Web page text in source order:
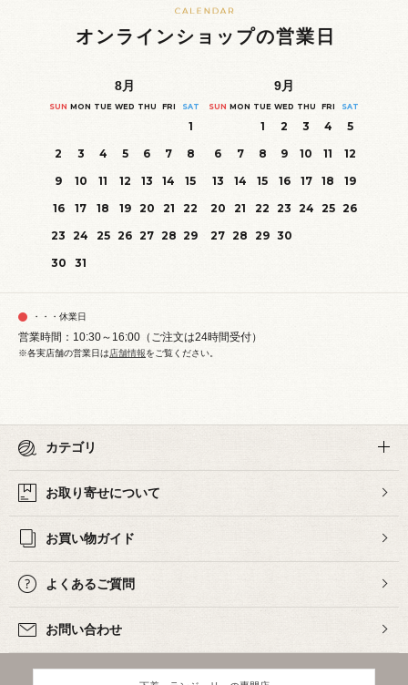
オンラインショップの営業日
8月
SUN MON TUE WED THU FRI SAT
1
2
3 4 5 6 7
8
9
10 11 12 13 14
15
16
17 18 19 20 21
22
23 24 25 26 27 28 29
30
31
9月
SUN MON TUE WED THU FRI SAT
1 2 3 4
5
6
7 8 9 10 11
12
13
14 15 16 17 18
19
20
21 22 23 24 25 26
27 28 29 30
・・・休業日
営業時間：10:30～16:00（ご注文は24時間受付）
※各実店舗の営業日は店舗情報をご覧ください。
カテゴリ
お取り寄せについて
お買い物ガイド
よくあるご質問
お問い合わせ